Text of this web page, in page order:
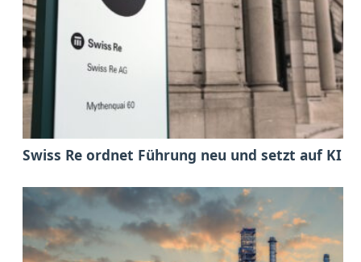
Swiss Re ordnet Führung neu und setzt auf KI